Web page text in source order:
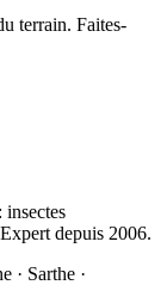
terrain. Faites-
insectes
depuis 2006.
· Sarthe ·